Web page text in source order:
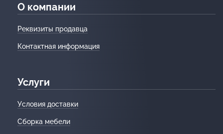
О компании
Реквизиты продавца
Контактная информация
Услуги
Условия доставки
Сборка мебели